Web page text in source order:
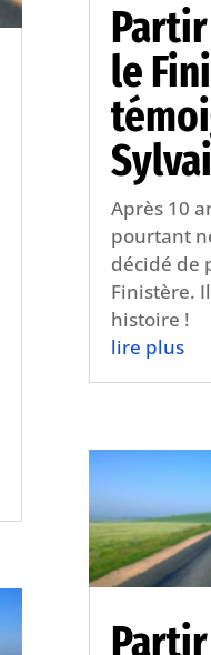
le
Après 10
pourtant
décidé de
Finistère.
histoire !
lire plus